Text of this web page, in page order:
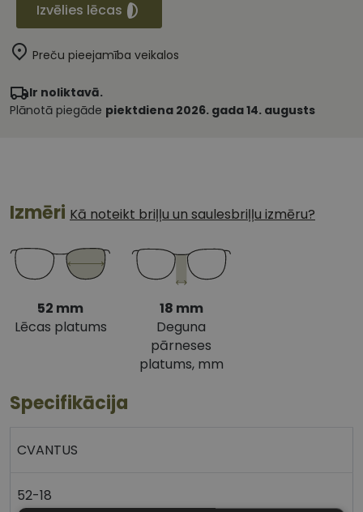
Izvēlies lēcas
Preču pieejamība veikalos
Ir noliktavā.
Plānotā piegāde piektdiena 2026. gada 14. augusts
Izmēri Kā noteikt briļļu un saulesbriļļu izmēru?
52 mm
Lēcas platums
18 mm
Deguna
pārneses
platums, mm
Specifikācija
CVANTUS
52-18